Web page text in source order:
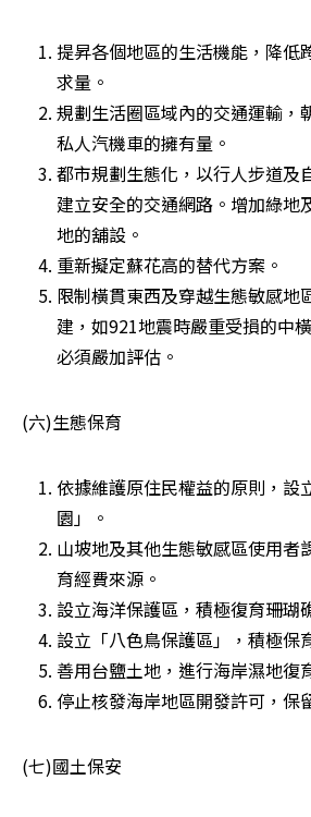
提昇各個地區的生活機能，降低
求量。
規劃生活圈區域內的交通運輸，
私人汽機車的擁有量。
都市規劃生態化，以行人步道及
建立安全的交通網路。增加綠地
地的舖設。
重新擬定蘇花高的替代方案。
限制橫貫東西及穿越生態敏感地
建，如921地震時嚴重受損的中
必須嚴加評估。
(六)生態保育
依據維護原住民權益的原則，設
園」。
山坡地及其他生態敏感區使用者
育經費來源。
設立海洋保護區，積極復育珊瑚
設立「八色鳥保護區」，積極保
善用台鹽土地，進行海岸濕地復
停止核發海岸地區開發許可，保
(七)國土保安